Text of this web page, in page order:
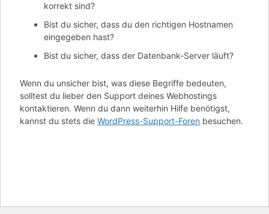
korrekt sind?
Bist du sicher, dass du den richtigen Hostnamen
eingegeben hast?
Bist du sicher, dass der Datenbank-Server läuft?
Wenn du unsicher bist, was diese Begriffe bedeuten,
solltest du lieber den Support deines Webhostings
kontaktieren. Wenn du dann weiterhin Hilfe benötigst,
kannst du stets die WordPress-Support-Foren besuchen.